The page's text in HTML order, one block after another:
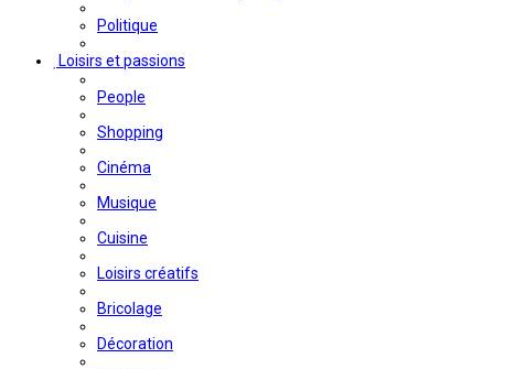
Politique
Loisirs et passions
People
Shopping
Cinéma
Musique
Cuisine
Loisirs créatifs
Bricolage
Décoration